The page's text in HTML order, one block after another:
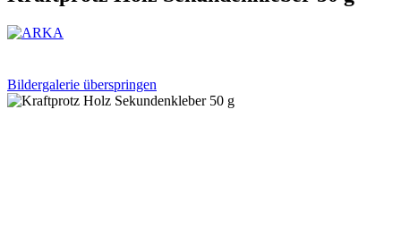
Bildergalerie überspringen